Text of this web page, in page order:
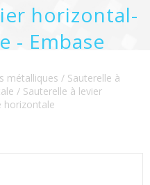
horizontal-
- Embase
métalliques / Sauterelle à
/ Sauterelle à levier
horizontale